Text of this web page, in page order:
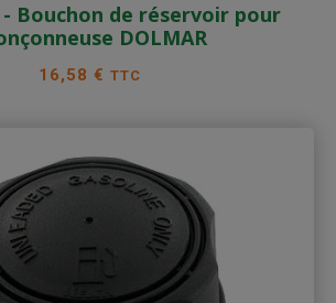
- Bouchon de réservoir pour
DOLMAR
Prix
16,58 € TTC